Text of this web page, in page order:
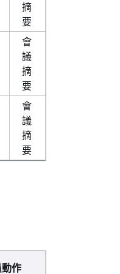
摘
要
會
議
摘
要
會
議
摘
要
作